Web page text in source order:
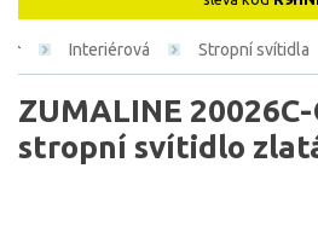
Interiérová Stropní svítidla
ZUMALINE 20026C-
stropní svítidlo